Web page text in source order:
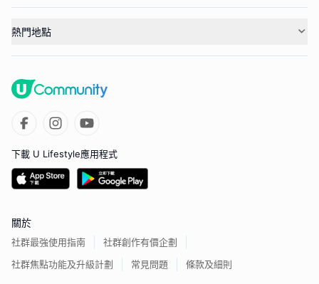
熱門地點
下載 U Lifestyle應用程式
關於
社群最強使用指南
社群創作有價企劃
社群焦點功能及升級計劃
常見問題 條款及細則